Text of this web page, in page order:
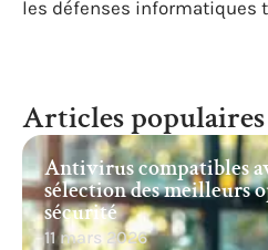
les défenses informatiques
Articles populaires
Antivirus compatibles
sélection des meilleurs
sécurité
11 mars 2026